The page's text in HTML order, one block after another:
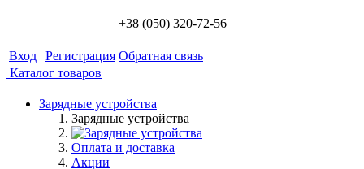
+38 (050) 320-72-56
Вход | Регистрация Обратная связь
Каталог товаров
Зарядные устройства
Зарядные устройства
Оплата и доставка
Акции